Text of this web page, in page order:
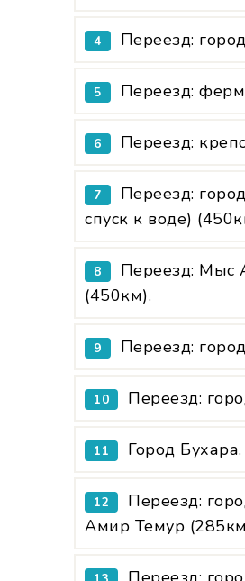
4 Переезд:
5 Переезд:
6 Переезд:
7
Переезд:
спуск к воде)
8
Переезд: Мыс
(450км).
9 Переезд:
10 Переезд:
11 Город Бухара.
12
Переезд:
Амир Темур